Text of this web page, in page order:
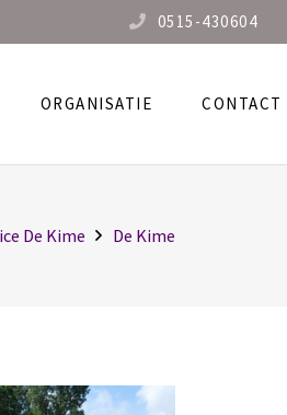
0515-430604
ORGANISATIE CONTACT
De Kime De Kime